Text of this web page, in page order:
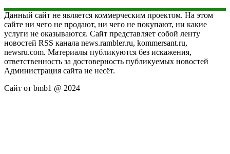
Данный сайт не является коммерческим проектом. На этом
сайте ни чего не продают, ни чего не покупают, ни какие
услуги не оказываются. Сайт представляет собой ленту
новостей RSS канала news.rambler.ru, kommersant.ru,
newsru.com. Материалы публикуются без искажения,
ответственность за достоверность публикуемых новостей
Администрация сайта не несёт.
Сайт от bmb1 @ 2024